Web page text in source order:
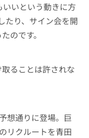
いいという動きに方
たり、サイン会を開
のです。
取ることは許されな
想通りに登場。巨
リクルートを青田